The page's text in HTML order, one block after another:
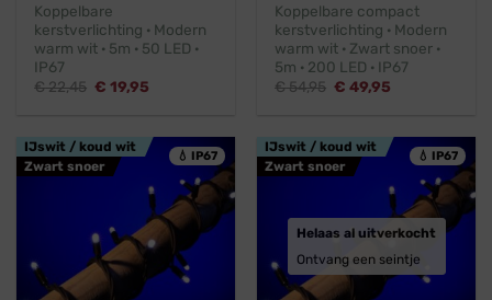
Koppelbare
kerstverlichting · Modern
warm wit · 5m · 50 LED ·
IP67
€22,45 Oorspronkelijke
€ 19,95
Koppelbare compact
kerstverlichting · Modern
warm wit · Zwart snoer ·
5m · 200 LED · IP67
€54,95 Oorspronkelijke
€ 49,95
💧 IP67
IJswit / koud wit
Zwart snoer
💧 IP67
IJswit / koud wit
Zwart snoer
Helaas al uitverkocht
Ontvang een seintje